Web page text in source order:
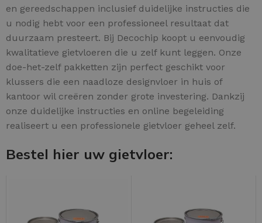
en gereedschappen inclusief duidelijke instructies die
u nodig hebt voor een professioneel resultaat dat
duurzaam presteert. Bij Decochip koopt u eenvoudig
kwalitatieve gietvloeren die u zelf kunt leggen. Onze
doe-het-zelf pakketten zijn perfect geschikt voor
klussers die een naadloze designvloer in huis of
kantoor wil creëren zonder grote investering. Dankzij
onze duidelijke instructies en online begeleiding
realiseert u een professionele gietvloer geheel zelf.
Bestel hier uw gietvloer: